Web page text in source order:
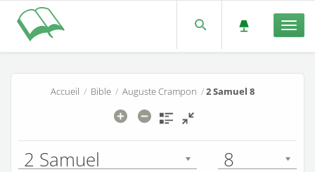
Accueil / Bible /Auguste Crampon /2 Samuel 8
2 Samuel 8